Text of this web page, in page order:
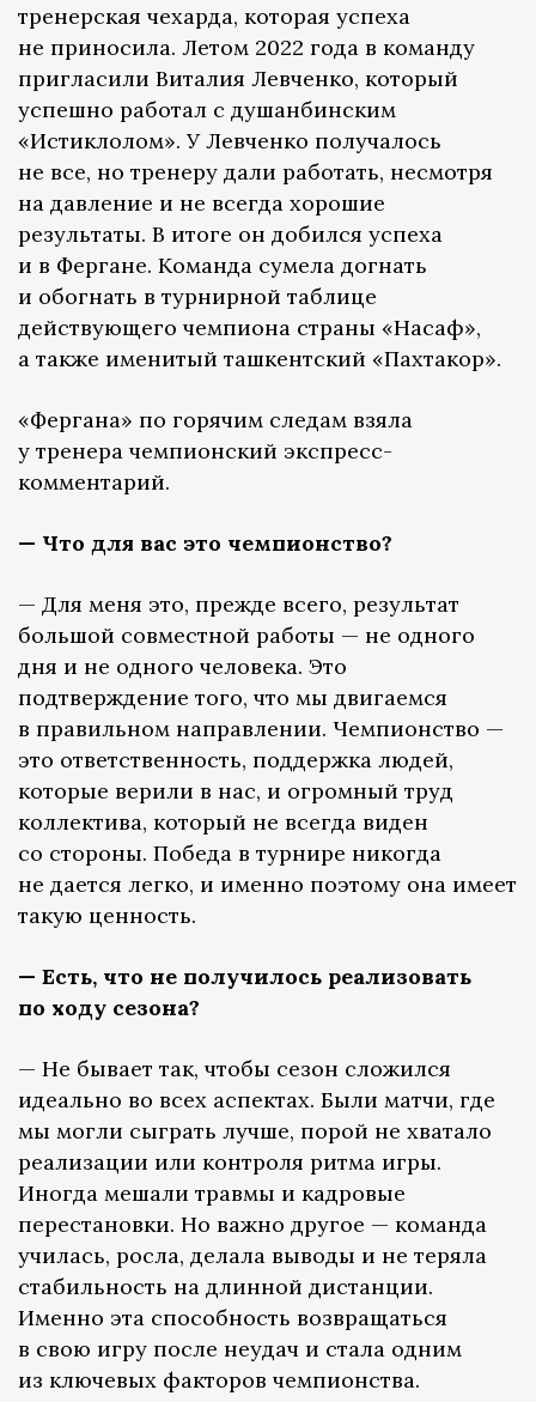
тренерская чехарда, которая успеха
не приносила. Летом 2022 года в команду
пригласили Виталия Левченко, который
успешно работал с душанбинским
«Истиклолом». У Левченко получалось
не все, но тренеру дали работать, несмотря
на давление и не всегда хорошие
результаты. В итоге он добился успеха
и в Фергане. Команда сумела догнать
и обогнать в турнирной таблице
действующего чемпиона страны «Насаф»,
а также именитый ташкентский «Пахтакор».
«Фергана» по горячим следам взяла
у тренера чемпионский экспресс-
комментарий.
— Что для вас это чемпионство?
— Для меня это, прежде всего, результат
большой совместной работы — не одного
дня и не одного человека. Это
подтверждение того, что мы двигаемся
в правильном направлении. Чемпионство —
это ответственность, поддержка людей,
которые верили в нас, и огромный труд
коллектива, который не всегда виден
со стороны. Победа в турнире никогда
не дается легко, и именно поэтому она имеет
такую ценность.
— Есть, что не получилось реализовать
по ходу сезона?
— Не бывает так, чтобы сезон сложился
идеально во всех аспектах. Были матчи, где
мы могли сыграть лучше, порой не хватало
реализации или контроля ритма игры.
Иногда мешали травмы и кадровые
перестановки. Но важно другое — команда
училась, росла, делала выводы и не теряла
стабильность на длинной дистанции.
Именно эта способность возвращаться
в свою игру после неудач и стала одним
из ключевых факторов чемпионства.